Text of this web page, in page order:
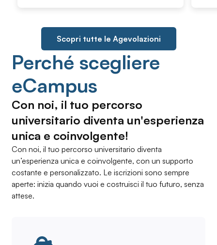
Scopri tutte le Agevolazioni
Perché scegliere
eCampus
Con noi, il tuo percorso
universitario diventa un'esperienza
unica e coinvolgente!
Con noi, il tuo percorso universitario diventa
un’esperienza unica e coinvolgente, con un supporto
costante e personalizzato. Le iscrizioni sono sempre
aperte: inizia quando vuoi e costruisci il tuo futuro, senza
attese.